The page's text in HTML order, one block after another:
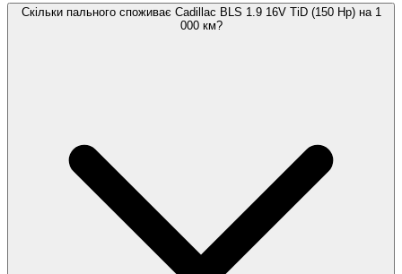
Скільки пального споживає Cadillac BLS 1.9 16V TiD (150 Hp) на 1
000 км?